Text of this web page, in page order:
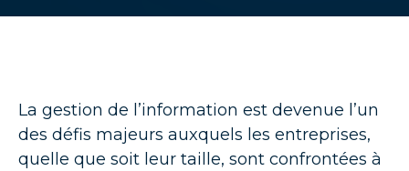
La gestion de l’information est devenue l’un
des défis majeurs auxquels les entreprises,
quelle que soit leur taille, sont confrontées à